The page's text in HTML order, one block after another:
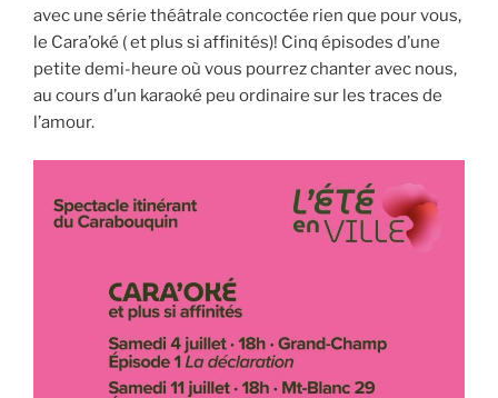
avec une série théâtrale concoctée rien que pour vous,
le Cara’oké ( et plus si affinités)! Cinq épisodes d’une
petite demi-heure où vous pourrez chanter avec nous,
au cours d’un karaoké peu ordinaire sur les traces de
l’amour.